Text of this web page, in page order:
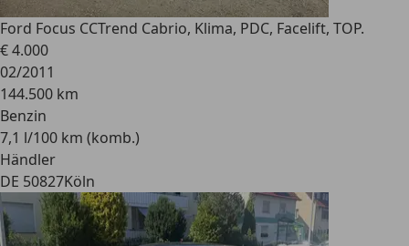
Ford Focus CCTrend Cabrio, Klima, PDC, Facelift, TOP.
€ 4.000
02/2011
144.500 km
Benzin
7,1 l/100 km (komb.)
Händler
DE 50827Köln